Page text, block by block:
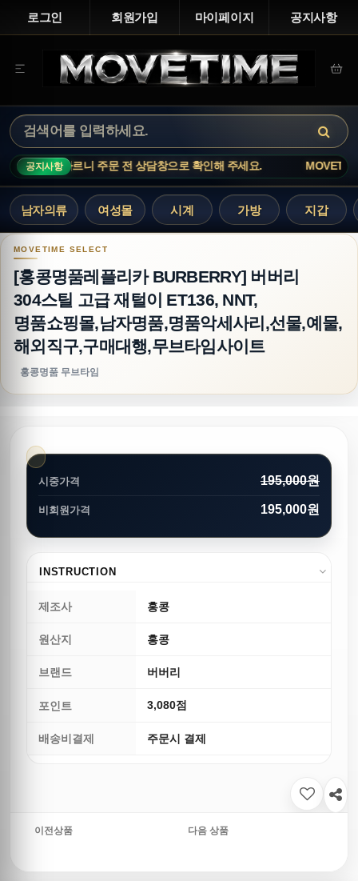
로그인 회원가입 마이페이지 공지사항
공지사항
담창으로 확인해 주세요. MOVETIME NOTICE · 인기 상품은
남자의류 여성몰 시계 가방 지갑
[홍콩명품레플리카 BURBERRY] 버버리 304스틸
[홍콩명품레플리카 BURBERRY] 버버리
304스틸 고급 재털이 ET136, NNT,
명품쇼핑몰,남자명품,명품악세사리,선물,예물,
해외직구,구매대행,무브타임사이트
홍콩명품 무브타임
시중가격 195,000원
비회원가격 195,000원
INSTRUCTION
제조사 홍콩
원산지 홍콩
브랜드 버버리
포인트 3,080점
배송비결제 주문시 결제
이전상품 다음 상품